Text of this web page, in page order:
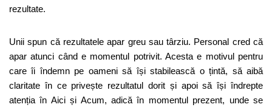
rezultate.
Unii spun că rezultatele apar greu sau târziu. Personal cred că
apar atunci când e momentul potrivit. Acesta e motivul pentru
care îi îndemn pe oameni să își stabilească o țintă, să aibă
claritate în ce privește rezultatul dorit și apoi să își îndrepte
atenția în Aici și Acum, adică în momentul prezent, unde se